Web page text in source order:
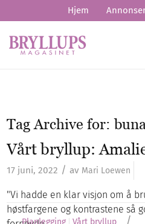
Hjem
Tag Archive for:
Vårt bryllup:
17 juni, 2022 / av Mari Loewen
"Vi hadde en klar visjon om å
høstfargene og kontrastene så
Planlegging Vårt bryllup /